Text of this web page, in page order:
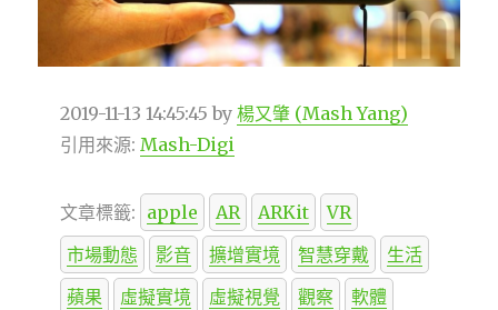
2019-11-13 14:45:45 by楊又肇 (Mash Yang)
引用來源: Mash-Digi
文章標籤: apple AR ARKit
VR
市場動態
影音 擴增實境 智慧穿戴
生活
蘋果
虛擬實境 虛擬視覺 觀察
軟體